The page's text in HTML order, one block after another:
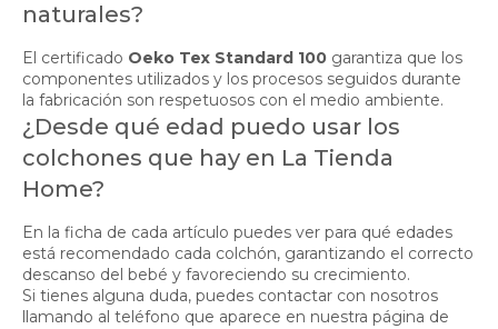
naturales?
El certificado Oeko Tex Standard 100 garantiza que los
componentes utilizados y los procesos seguidos durante
la fabricación son respetuosos con el medio ambiente.
¿Desde qué edad puedo usar los
colchones que hay en La Tienda
Home?
En la ficha de cada artículo puedes ver para qué edades
está recomendado cada colchón, garantizando el correcto
descanso del bebé y favoreciendo su crecimiento.
Si tienes alguna duda, puedes contactar con nosotros
llamando al teléfono que aparece en nuestra página de